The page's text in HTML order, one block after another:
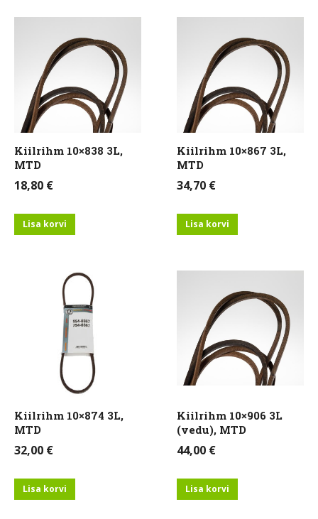
Kiilrihm 10×838 3L,
MTD
18,80 €
Lisa korvi
Kiilrihm 10×867 3L,
MTD
34,70 €
Lisa korvi
Kiilrihm 10×874 3L,
MTD
32,00 €
Lisa korvi
Kiilrihm 10×906 3L
(vedu), MTD
44,00 €
Lisa korvi